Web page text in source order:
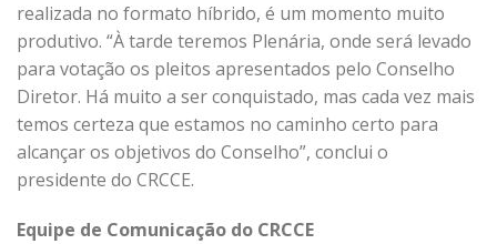
realizada no formato híbrido, é um momento muito
produtivo. “À tarde teremos Plenária, onde será levado
para votação os pleitos apresentados pelo Conselho
Diretor. Há muito a ser conquistado, mas cada vez mais
temos certeza que estamos no caminho certo para
alcançar os objetivos do Conselho”, conclui o
presidente do CRCCE.
Equipe de Comunicação do CRCCE